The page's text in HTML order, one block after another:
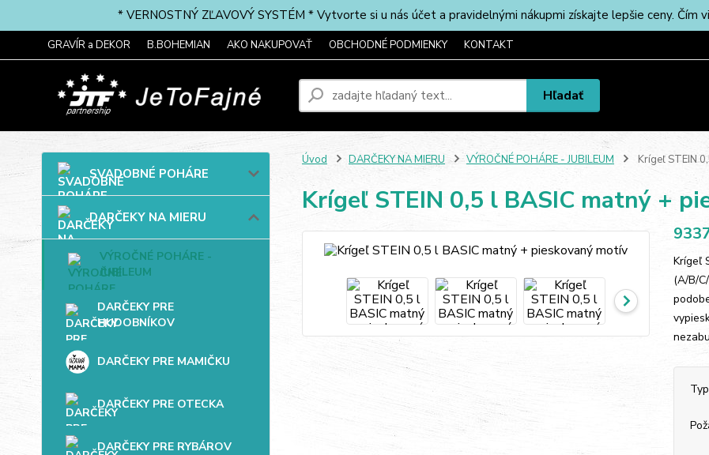
* VERNOSTNÝ ZĽAVOVÝ SYSTÉM * Vytvorte si u nás účet a pravidelnými nákupmi získajte lepšie ceny. Čím
GRAVÍR a DEKOR B.BOHEMIAN AKO NAKUPOVAŤ OBCHODNÉ PODMIENKY KONTAKT
Hľadať
SVADOBNÉ POHÁRE
DARČEKY NA MIERU
VÝROČNÉ POHÁRE -
JUBILEUM
DARČEKY PRE
HUDOBNÍKOV
DARČEKY PRE MAMIČKU
DARČEKY PRE OTECKA
DARČEKY PRE RYBÁROV
Úvod DARČEKY NA MIERU VÝROČNÉ POHÁRE - JUBILEUM Krígeľ STEIN
Krígeľ STEIN 0,5 l BASIC matný +
Krígeľ
(A/B/